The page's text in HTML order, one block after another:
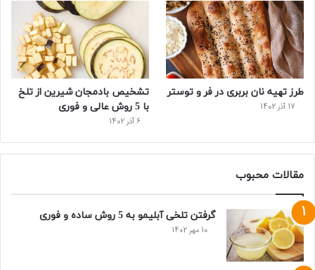
طرز تهیه نان بربری در فر و توستر
17 آذر 1402
تشخیص بادمجان شیرین از تلخ
با 5 روش عالی و فوری
6 آذر 1402
مقالات محبوب
گرفتن تلخی آبلیمو به 5 روش ساده و فوری
10 مهر 1402